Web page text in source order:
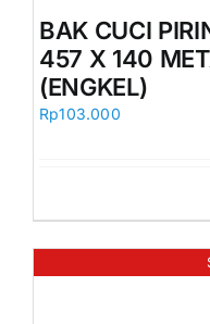
Orders
BAK CUCI
457 X 140
(ENGKEL)
Rp103.000